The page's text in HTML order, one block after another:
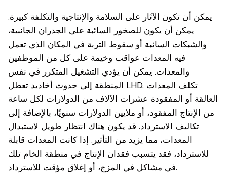
يمكن أن تكون الآثار على السلامة والإنتاجية والتكلفة كبيرة.
يمكن أن يكون للصخور السائبة على الجدران الجانبية،
والشبكات السائبة أو سقوط التربة في المكان الذي تعمل
فيه المعدات عواقب وخيمة على كل من الموظفين
والمعدات. يمكن أن يؤدي التشغيل المتكرر في نفس
المنطقة إلى حدوث أخاديد تعطل LHD. تكلف المعدات
العالقة أو المفقودة عشرات الآلاف من الدولارات لكل ساعة
من الإنتاج المفقود، أو ملايين الدولارات سنويًا، بالإضافة إلى
تكاليف الاسترداد. قد يكون هناك انتظار طويل لاستبدال
المعدات، مما يزيد من التأثير. إذا كانت المعدات قابلة
للاسترداد، فقد يتسبب فقدان الإنتاج في منطقة الخام تلك
في مشاكل في المزج، أو إغلاق مؤقت للاسترداد.